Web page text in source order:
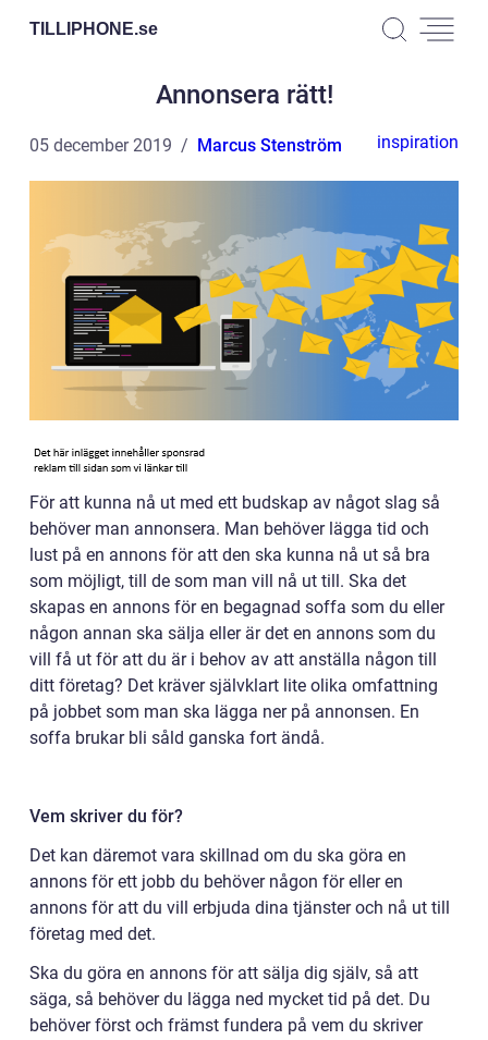
TILLIPHONE.se
Annonsera rätt!
05 december 2019 Marcus Stenström inspiration
För att kunna nå ut med ett budskap av något slag så
behöver man annonsera. Man behöver lägga tid och
lust på en annons för att den ska kunna nå ut så bra
som möjligt, till de som man vill nå ut till. Ska det
skapas en annons för en begagnad soffa som du eller
någon annan ska sälja eller är det en annons som du
vill få ut för att du är i behov av att anställa någon till
ditt företag? Det kräver självklart lite olika omfattning
på jobbet som man ska lägga ner på annonsen. En
soffa brukar bli såld ganska fort ändå.
Vem skriver du för?
Det kan däremot vara skillnad om du ska göra en
annons för ett jobb du behöver någon för eller en
annons för att du vill erbjuda dina tjänster och nå ut till
företag med det.
Ska du göra en annons för att sälja dig själv, så att
säga, så behöver du lägga ned mycket tid på det. Du
behöver först och främst fundera på vem du skriver